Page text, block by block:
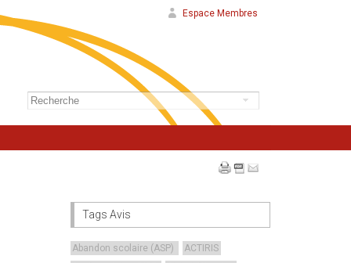
Espace Membres
Tags Avis
Abandon scolaire (ASP)
ACTIRIS